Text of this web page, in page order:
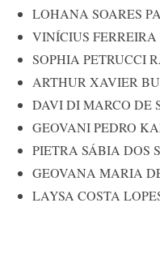
LOHANA SOARES
VINÍCIUS FERREIRA
SOPHIA PETRUCCI
ARTHUR XAVIER
DAVI DI MARCO DE
GEOVANI PEDRO
PIETRA SÁBIA DOS
GEOVANA MARIA
LAYSA COSTA